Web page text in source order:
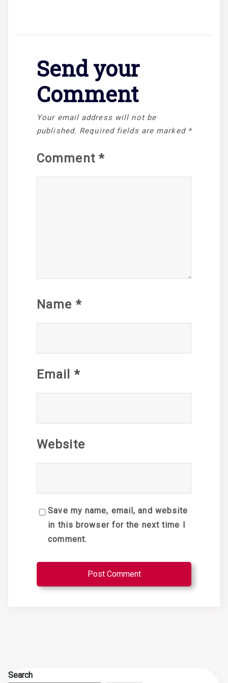
Send your
Comment
Your email address will not be
published. Required fields are marked *
Comment *
Name *
Email *
Website
Save my name, email, and website
in this browser for the next time I
comment.
Search